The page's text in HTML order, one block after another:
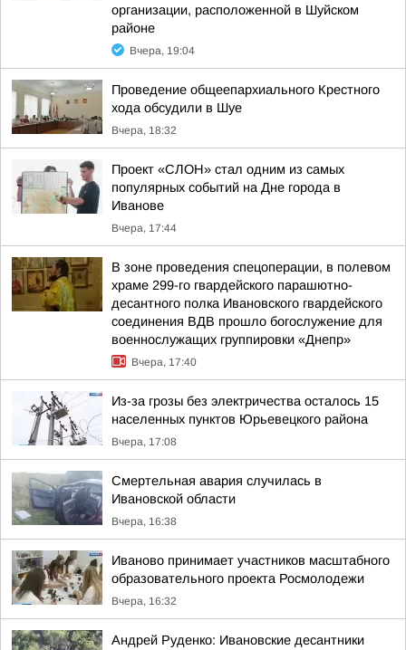
организации, расположенной в Шуйском
районе
Вчера, 19:04
Проведение общеепархиального Крестного
хода обсудили в Шуе
Вчера, 18:32
Проект «СЛОН» стал одним из самых
популярных событий на Дне города в
Иванове
Вчера, 17:44
В зоне проведения спецоперации, в полевом
храме 299-го гвардейского парашютно-
десантного полка Ивановского гвардейского
соединения ВДВ прошло богослужение для
военнослужащих группировки «Днепр»
Вчера, 17:40
Из-за грозы без электричества осталось 15
населенных пунктов Юрьевецкого района
Вчера, 17:08
Смертельная авария случилась в
Ивановской области
Вчера, 16:38
Иваново принимает участников масштабного
образовательного проекта Росмолодежи
Вчера, 16:32
Андрей Руденко: Ивановские десантники